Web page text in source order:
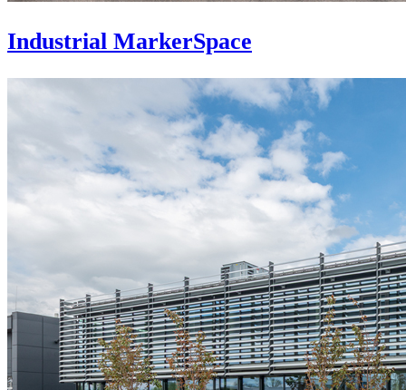
Industrial MarkerSpace